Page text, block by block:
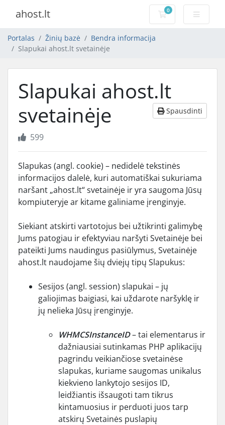
ahost.lt 0
Pirkinių krepšelis
Portalas Žinių bazė
Bendra informacija
Slapukai ahost.lt svetainėje
Slapukai ahost.lt
svetainėje
Spausdinti
599
Slapukas (angl. cookie) – nedidelė tekstinės
informacijos dalelė, kuri automatiškai sukuriama
naršant „ahost.lt“ svetainėje ir yra saugoma Jūsų
kompiuteryje ar kitame galiniame įrenginyje.
Siekiant atskirti vartotojus bei užtikrinti galimybę
Jums patogiau ir efektyviau naršyti Svetainėje bei
pateikti Jums naudingus pasiūlymus, Svetainėje
ahost.lt naudojame šių dviejų tipų Slapukus:
Sesijos (angl. session) slapukai – jų
galiojimas baigiasi, kai uždarote naršyklę ir
jų nelieka Jūsų įrenginyje.
WHMCSInstanceID– tai elementarus ir
dažniausiai sutinkamas PHP aplikacijų
pagrindu veikiančiose svetainėse
slapukas, kuriame saugomas unikalus
kiekvieno lankytojo sesijos ID,
leidžiantis išsaugoti tam tikrus
kintamuosius ir perduoti juos tarp
atskirų Svetainės puslapių